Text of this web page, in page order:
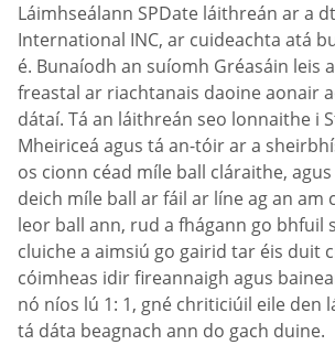
Láimhseálann SPDate láithreán ar a
International INC, ar cuideachta atá
é. Bunaíodh an suíomh Gréasáin leis
freastal ar riachtanais daoine aonair
dátaí. Tá an láithreán seo lonnaithe i
Mheiriceá agus tá an-tóir ar a
os cionn céad míle ball cláraithe,
deich míle ball ar fáil ar líne ag an am
leor ball ann, rud a fhágann go bhfuil
cluiche a aimsiú go gairid tar éis duit
cóimheas idir fireannaigh agus
nó níos lú 1: 1, gné chriticiúil eile den
tá dáta beagnach ann do gach duine.